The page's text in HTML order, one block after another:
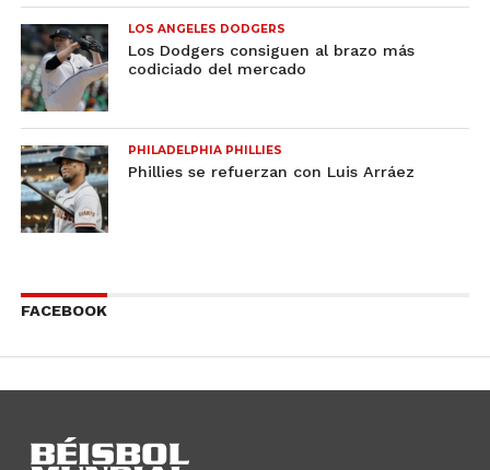
LOS ANGELES DODGERS
Los Dodgers consiguen al brazo más
codiciado del mercado
PHILADELPHIA PHILLIES
Phillies se refuerzan con Luis Arráez
FACEBOOK